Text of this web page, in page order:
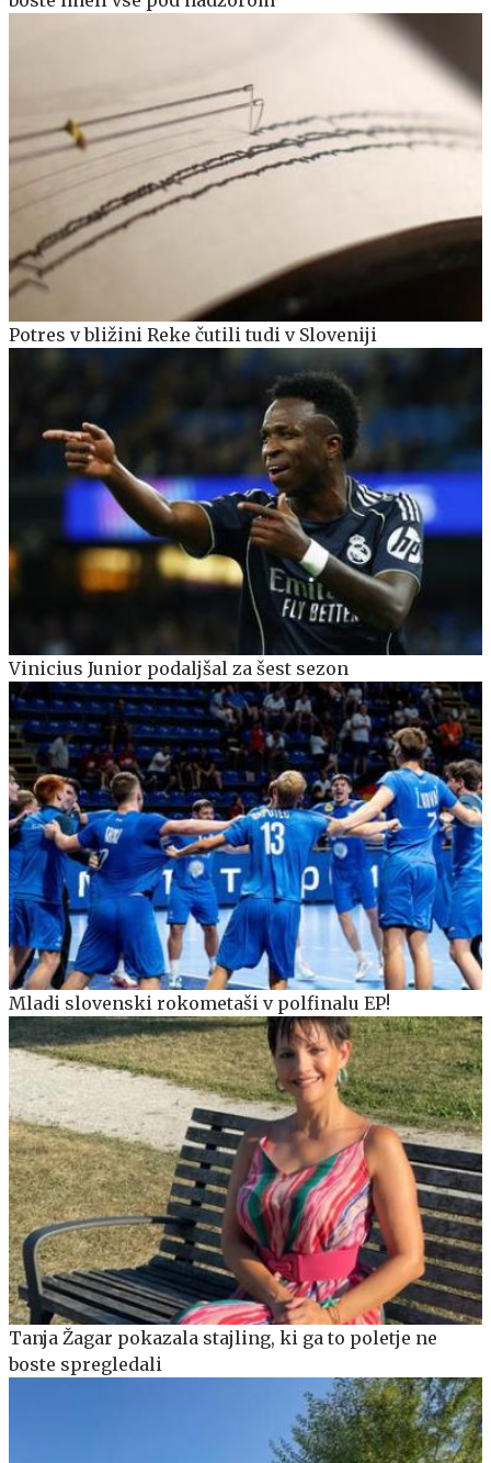
Potres v bližini Reke čutili tudi v Sloveniji
Vinicius Junior podaljšal za šest sezon
Mladi slovenski rokometaši v polfinalu EP!
Tanja Žagar pokazala stajling, ki ga to poletje ne
boste spregledali